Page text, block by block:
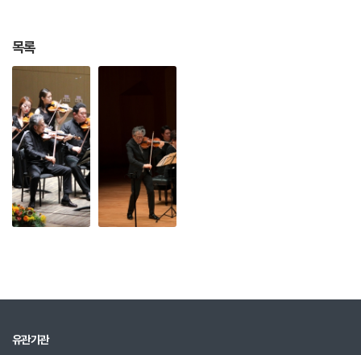
2012
서울바로크합주단 초청공연 "바흐 시리즈 Ⅲ"
2012
(예술의전당)
2012
서울바로크합주단 제 137회 정기연주회, 서울
바로크합주단 트로이카 데뷔 콘서트
2012
이대웅 음악장학회 창립 25주년 기념음악회
목록
유관기관